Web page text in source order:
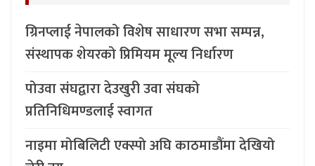
ग्रिनप्लाई नेपालको विशेष साधारण सभा सम्पन्न,
संस्थापक शेयरको प्रिमियम मूल्य निर्धारण
पोउवा संघद्वारा देउखुरी उवा संघको
प्रतिनिधिमण्डलाई स्वागत
नाइमा मोबिलिटी एक्स्पो अघि काठमाडौंमा देखियो